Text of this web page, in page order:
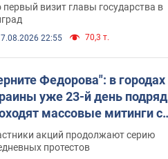
первый визит главы государства в
7.08.2026 22:55 70,3 т.
Федорова": в городах
уже 23-й день подряд
массовые митинги с
Фото и видео
акций продолжают серию
протестов